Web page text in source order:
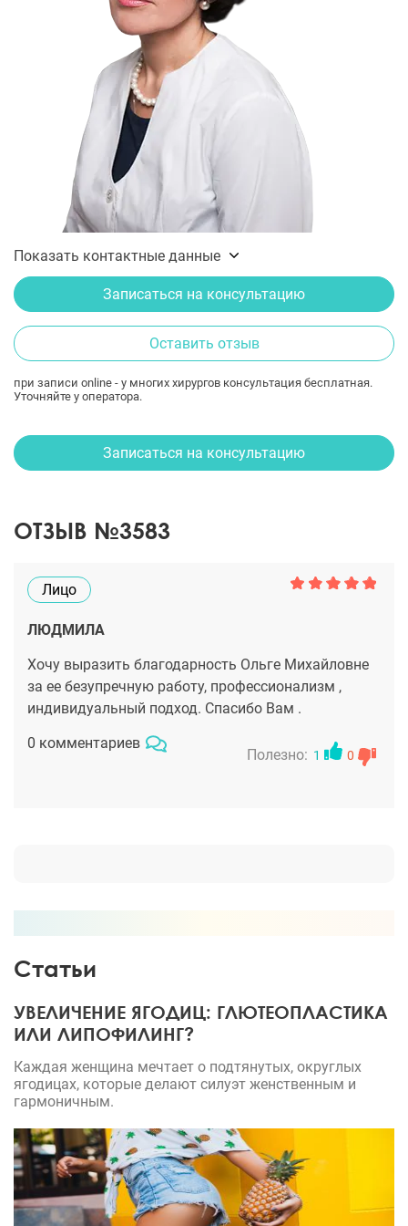
Показать контактные данные
Записаться на консультацию
Оставить отзыв
при записи online - у многих хирургов консультация бесплатная.
Уточняйте у оператора.
Записаться на консультацию
ОТЗЫВ №3583
Лицо
ЛЮДМИЛА
Хочу выразить благодарность Ольге Михайловне
за ее безупречную работу, профессионализм ,
индивидуальный подход. Спасибо Вам .
0 комментариев
Полезно: 1 0
Статьи
УВЕЛИЧЕНИЕ ЯГОДИЦ: ГЛЮТЕОПЛАСТИКА
ИЛИ ЛИПОФИЛИНГ?
Каждая женщина мечтает о подтянутых, округлых
ягодицах, которые делают силуэт женственным и
гармоничным.